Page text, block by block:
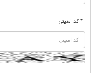
* کد امنیتی